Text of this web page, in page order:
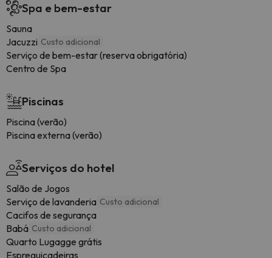
Spa e bem-estar
Sauna
Jacuzzi Custo adicional
Serviço de bem-estar (reserva obrigatória)
Centro de Spa
Piscinas
Piscina (verão)
Piscina externa (verão)
Serviços do hotel
Salão de Jogos
Serviço de lavanderia Custo adicional
Cacifos de segurança
Babá Custo adicional
Quarto Lugagge grátis
Espreguiçadeiras